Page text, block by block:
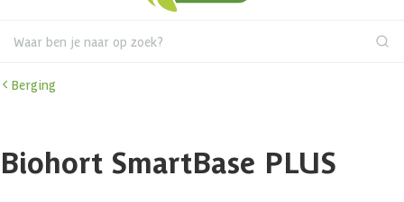
Waar ben je naar op zoek?
Berging
Biohort SmartBase PLUS